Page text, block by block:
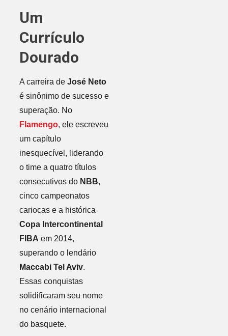
Um
Currículo
Dourado
A carreira de José Neto
é sinônimo de sucesso e
superação. No
Flamengo, ele escreveu
um capítulo
inesquecível, liderando
o time a quatro títulos
consecutivos do NBB,
cinco campeonatos
cariocas e a histórica
Copa Intercontinental
FIBA em 2014,
superando o lendário
Maccabi Tel Aviv.
Essas conquistas
solidificaram seu nome
no cenário internacional
do basquete.